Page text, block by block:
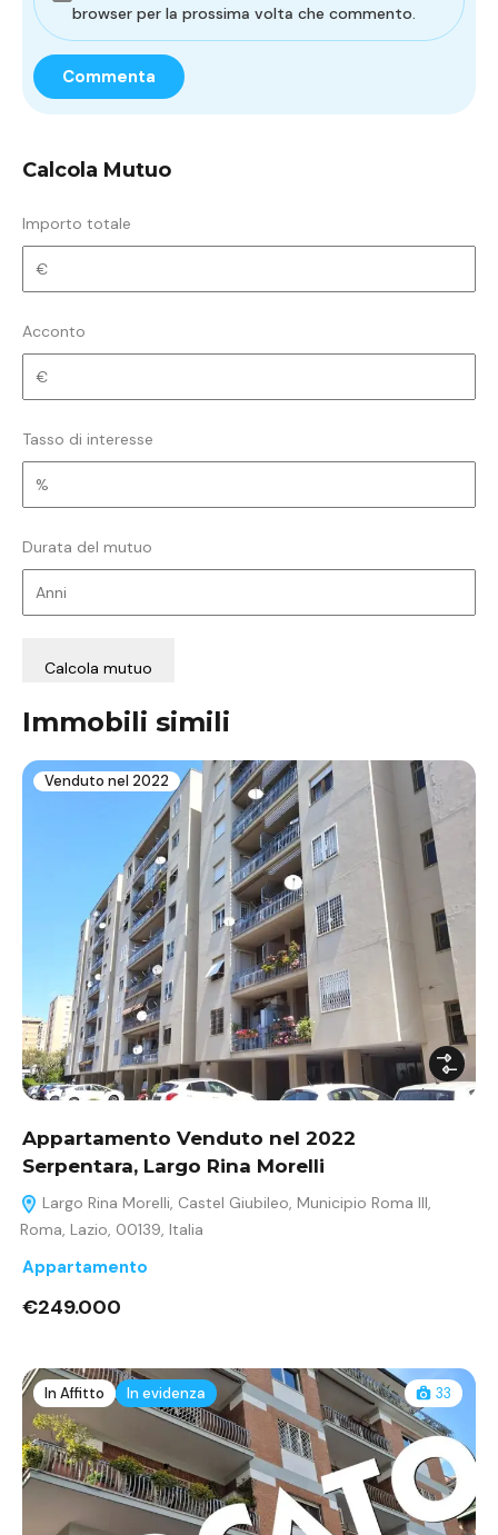
browser per la prossima volta che commento.
Calcola Mutuo
Importo totale
Acconto
Tasso di interesse
Durata del mutuo
Immobili simili
Venduto nel 2022
Appartamento Venduto nel 2022
Serpentara, Largo Rina Morelli
Largo Rina Morelli, Castel Giubileo, Municipio Roma III,
Roma, Lazio, 00139, Italia
Appartamento
€249.000
In Affitto In evidenza 33